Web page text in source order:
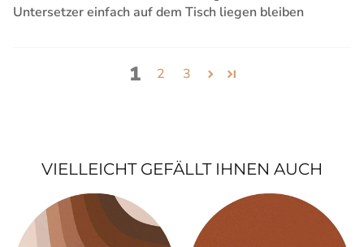
Untersetzer einfach auf dem Tisch liegen bleiben
1 2 3
VIELLEICHT GEFÄLLT IHNEN AUCH